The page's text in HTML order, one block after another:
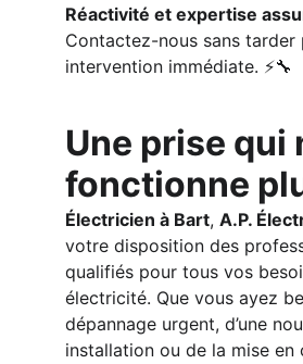
Réactivité et expertise
Contactez-nous sans tarder
intervention immédiate. ⚡🔧
Une prise qui
fonctionne
Électricien à Bart, A.P.
votre disposition des
qualifiés pour tous vos
électricité. Que vous ayez
dépannage urgent, d’une
installation ou de la mise en